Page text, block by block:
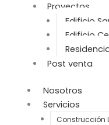
Proyectos
Edificio
Edificio
Post venta
Nosotros
Servicios
Construcción